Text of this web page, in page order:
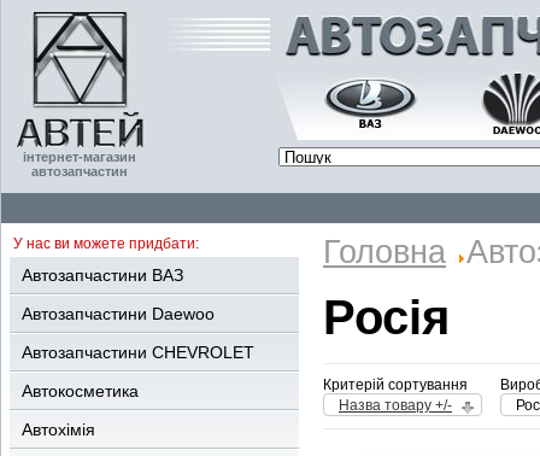
інтернет-магазин
автозапчастин
У нас ви можете придбати:
Автозапчастини ВАЗ
Автозапчастини Daewoo
Автозапчастини CHEVROLET
Автокосметика
Автохімія
Головна
Росія
Критерій сортування
Назва товару +/-